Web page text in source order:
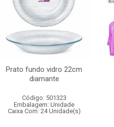
Prato fundo vidro 22cm
diamante
Código: 501323
Embalagem: Unidade
Caixa Com: 24 Unidade(s)